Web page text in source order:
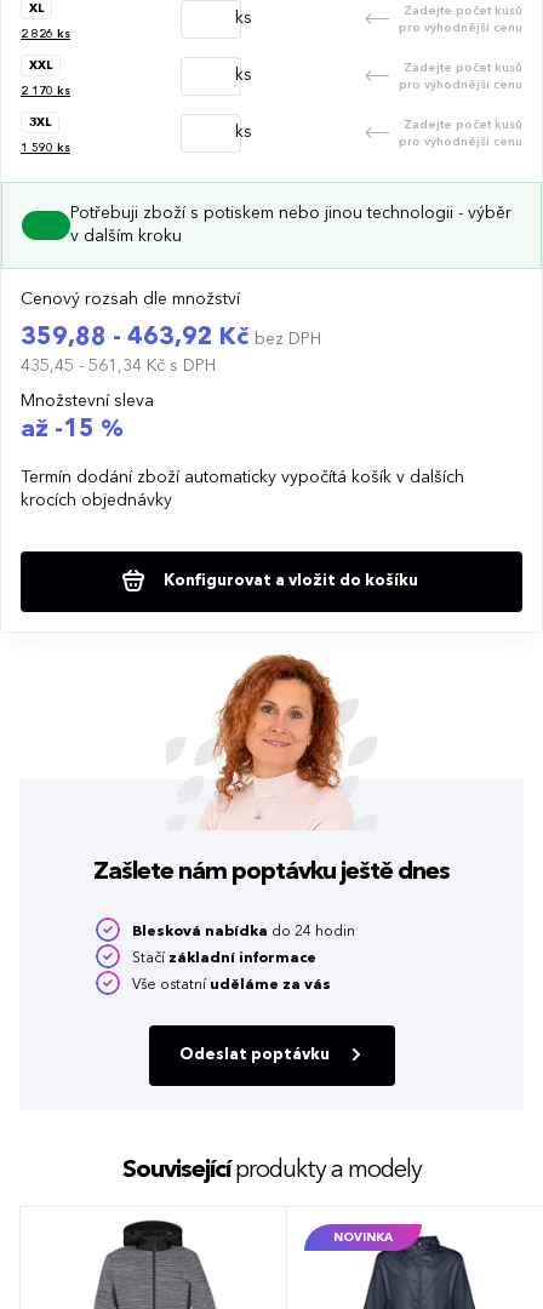
XL
2 826 ks
ks
Zadejte počet kusů
pro výhodnější cenu
XXL
2 170 ks
ks
Zadejte počet kusů
pro výhodnější cenu
3XL
1 590 ks
ks
Zadejte počet kusů
pro výhodnější cenu
Potřebuji zboží s potiskem nebo jinou technologii - výběr
v dalším kroku
Cenový rozsah dle množství
359,88 - 463,92 Kč bez DPH
435,45 - 561,34 Kč s DPH
Množstevní sleva
až -15 %
Termín dodání zboží automaticky vypočítá košík v dalších
krocích objednávky
Konfigurovat a vložit do košíku
Zašlete nám poptávku ještě dnes
Blesková nabídka do 24 hodin
Stačí základní informace
Vše ostatní uděláme za vás
Odeslat poptávku
Souvisejícíprodukty a modely
NOVINKA